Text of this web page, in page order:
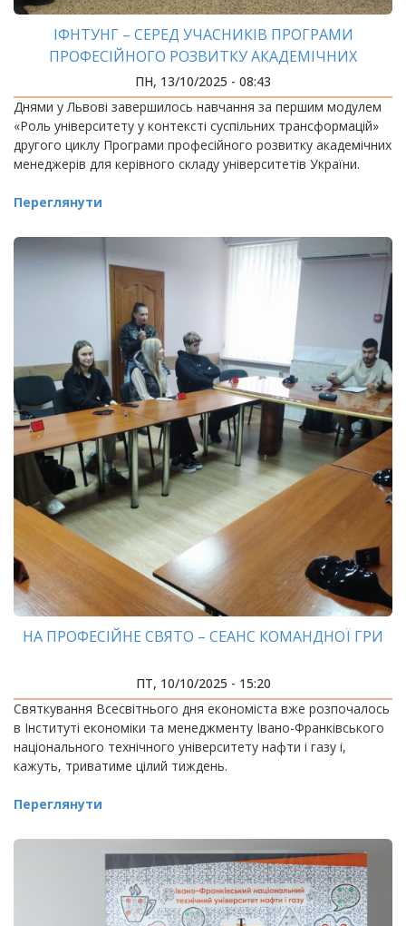
ІФНТУНГ – СЕРЕД УЧАСНИКІВ ПРОГРАМИ
ПРОФЕСІЙНОГО РОЗВИТКУ АКАДЕМІЧНИХ
МЕНЕДЖЕРІВ
ПН, 13/10/2025 - 08:43
Днями у Львові завершилось навчання за першим модулем
«Роль університету у контексті суспільних трансформацій»
другого циклу Програми професійного розвитку академічних
менеджерів для керівного складу університетів України.
Переглянути
НА ПРОФЕСІЙНЕ СВЯТО – СЕАНС КОМАНДНОЇ ГРИ
ПТ, 10/10/2025 - 15:20
Святкування Всесвітнього дня економіста вже розпочалось
в Інституті економіки та менеджменту Івано-Франківського
національного технічного університету нафти і газу і,
кажуть, триватиме цілий тиждень.
Переглянути